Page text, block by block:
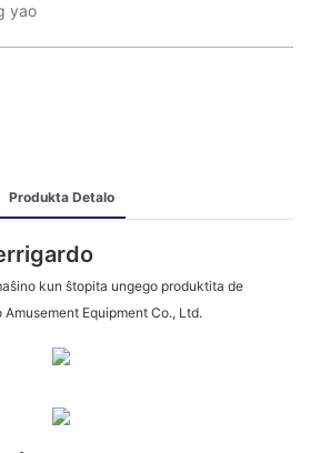
yao
Produkta Detalo
kun ŝtopita ungego produktita de
Equipment Co., Ltd.